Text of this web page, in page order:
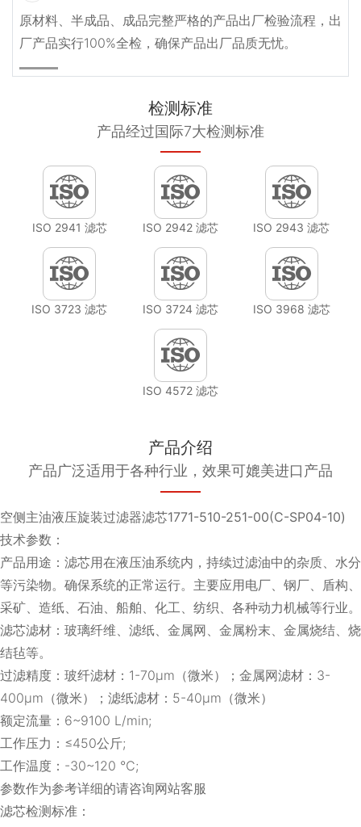
原材料、半成品、成品完整严格的产品出厂检验流程，出
厂产品实行100%全检，确保产品出厂品质无忧。
检测标准
产品经过国际7大检测标准
ISO 2941 滤芯 ISO 2942 滤芯 ISO 2943 滤芯
ISO 3723 滤芯 ISO 3724 滤芯 ISO 3968 滤芯
ISO 4572 滤芯
产品介绍
产品广泛适用于各种行业，效果可媲美进口产品
空侧主油液压旋装过滤器滤芯1771-510-251-00(C-SP04-10)
技术参数：
产品用途：滤芯用在液压油系统内，持续过滤油中的杂质、水分
等污染物。确保系统的正常运行。主要应用电厂、钢厂、盾构、
采矿、造纸、石油、船舶、化工、纺织、各种动力机械等行业。
滤芯滤材：玻璃纤维、滤纸、金属网、金属粉末、金属烧结、烧
结毡等。
过滤精度：玻纤滤材：1-70μm（微米）；金属网滤材：3-
400μm（微米）；滤纸滤材：5-40μm（微米）
额定流量：6~9100 L/min;
工作压力：≤450公斤;
工作温度：-30~120 ℃;
参数作为参考详细的请咨询网站客服
滤芯检测标准：